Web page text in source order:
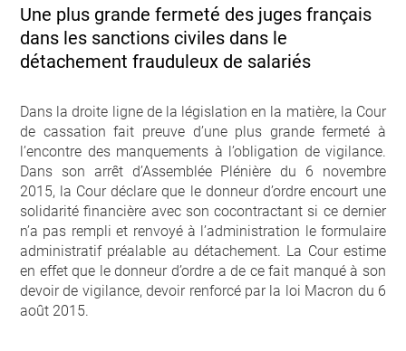
Une plus grande fermeté des juges français
dans les sanctions civiles dans le
détachement frauduleux de salariés
Dans la droite ligne de la législation en la matière, la Cour
de cassation fait preuve d’une plus grande fermeté à
l’encontre des manquements à l’obligation de vigilance.
Dans son arrêt d’Assemblée Plénière du 6 novembre
2015, la Cour déclare que le donneur d’ordre encourt une
solidarité financière avec son cocontractant si ce dernier
n’a pas rempli et renvoyé à l’administration le formulaire
administratif préalable au détachement. La Cour estime
en effet que le donneur d’ordre a de ce fait manqué à son
devoir de vigilance, devoir renforcé par la loi Macron du 6
août 2015.